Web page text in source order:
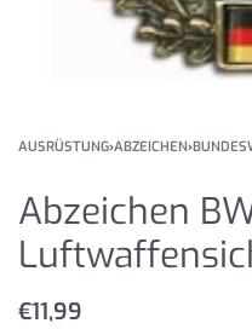
AUSRÜSTUNG›ABZEICHEN›
Abzeichen
€11,99